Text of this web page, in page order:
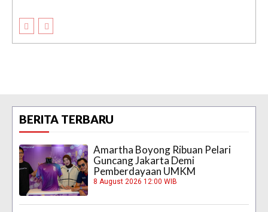
BERITA TERBARU
Amartha Boyong Ribuan Pelari
Guncang Jakarta Demi
Pemberdayaan UMKM
8 August 2026 12:00 WIB